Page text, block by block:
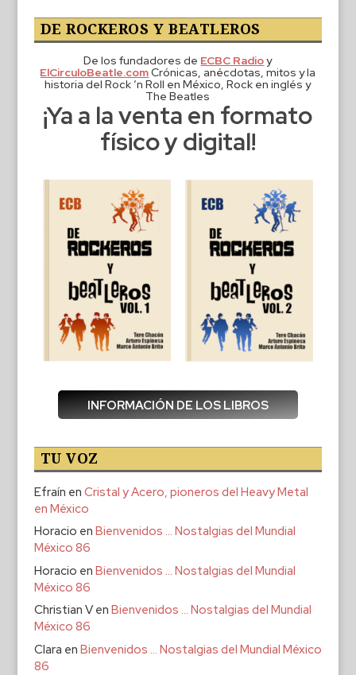
DE ROCKEROS Y BEATLEROS
De los fundadores de ECBC Radioy
ElCirculoBeatle.comCrónicas, anécdotas, mitos y la
historia del Rock ‘n Roll en México, Rock en inglés y
The Beatles
¡Ya a la venta en formato
físico y digital!
INFORMACIÓN DE LOS LIBROS
TU VOZ
Efraín en Cristal y Acero, pioneros del Heavy Metal
en México
Horacio en Bienvenidos … Nostalgias del Mundial
México 86
Horacio en Bienvenidos … Nostalgias del Mundial
México 86
Christian Ven Bienvenidos … Nostalgias del Mundial
México 86
Clara en Bienvenidos … Nostalgias del Mundial México
86